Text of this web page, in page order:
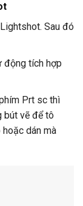
Sau đó
động tích hợp
Prt sc thì
bút vẽ để tô
dán mà